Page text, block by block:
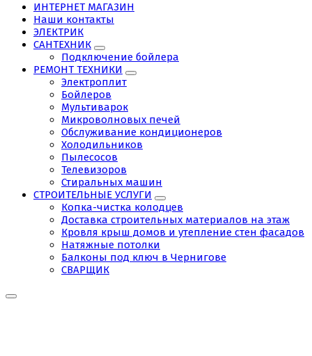
ИНТЕРНЕТ МАГАЗИН
Наши контакты
ЭЛЕКТРИК
САНТЕХНИК
Подключение бойлера
РЕМОНТ ТЕХНИКИ
Электроплит
Бойлеров
Мультиварок
Микроволновых печей
Обслуживание кондиционеров
Холодильников
Пылесосов
Телевизоров
Стиральных машин
СТРОИТЕЛЬНЫЕ УСЛУГИ
Копка-чистка колодцев
Доставка строительных материалов на этаж
Кровля крыш домов и утепление стен фасадов
Натяжные потолки
Балконы под ключ в Чернигове
СВАРЩИК